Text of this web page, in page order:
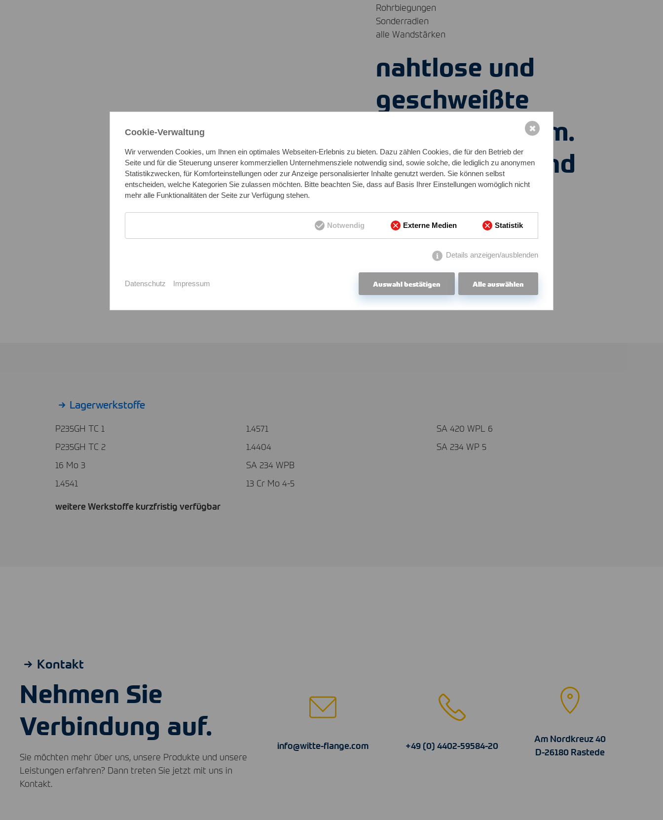
Rohrbiegungen
Sonderradien
alle Wandstärken
nahtlose und
geschweißte
Rohrbogen gem.
ASMEB 16.9 und
ASMEB 16.28
Long Radius
Short Radius
Lagerwerkstoffe
P235GH TC 1
P235GH TC 2
16 Mo 3
1.4541
1.4571
1.4404
SA 234 WPB
13 Cr Mo 4-5
SA 420 WPL 6
SA 234 WP 5
weitere Werkstoffe kurzfristig verfügbar
Kontakt
Nehmen Sie
Verbindung auf.
Sie möchten mehr über uns, unsere Produkte und unsere
Leistungen erfahren? Dann treten Sie jetzt mit uns in
Kontakt.
info@witte-flange.com +49 (0) 4402-59584-20
Am Nordkreuz 40
D-26180 Rastede
Cookie-Verwaltung
Wir verwenden Cookies, um Ihnen ein optimales Webseiten-Erlebnis zu bieten. Dazu zählen Cookies, die für den Betrieb der
Seite und für die Steuerung unserer kommerziellen Unternehmensziele notwendig sind, sowie solche, die lediglich zu anonymen
Statistikzwecken, für Komforteinstellungen oder zur Anzeige personalisierter Inhalte genutzt werden. Sie können selbst
entscheiden, welche Kategorien Sie zulassen möchten. Bitte beachten Sie, dass auf Basis Ihrer Einstellungen womöglich nicht
mehr alle Funktionalitäten der Seite zur Verfügung stehen.
Notwendig Externe Medien Statistik
Details anzeigen/ausblenden
Auswahl bestätigen Alle auswählen
Datenschutz Impressum
✖